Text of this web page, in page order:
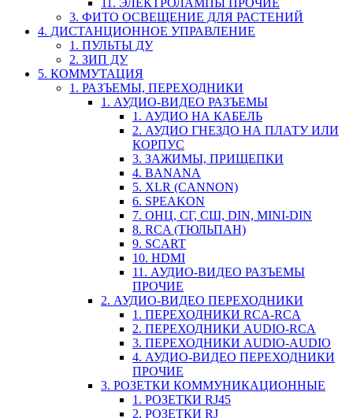
11. ЭЛЕКТРОЛАМПЫ ПРОЧИЕ
3. ФИТО ОСВЕЩЕНИЕ ДЛЯ РАСТЕНИЙ
4. ДИСТАНЦИОННОЕ УПРАВЛЕНИЕ
1. ПУЛЬТЫ ДУ
2. ЗИП ДУ
5. КОММУТАЦИЯ
1. РАЗЪЕМЫ, ПЕРЕХОДНИКИ
1. АУДИО-ВИДЕО РАЗЪЕМЫ
1. АУДИО НА КАБЕЛЬ
2. АУДИО ГНЕЗДО НА ПЛАТУ ИЛИ
КОРПУС
3. ЗАЖИМЫ, ПРИЩЕПКИ
4. BANANA
5. XLR (CANNON)
6. SPEAKON
7. ОНЦ, СГ, СШ, DIN, MINI-DIN
8. RCA (ТЮЛЬПАН)
9. SCART
10. HDMI
11. АУДИО-ВИДЕО РАЗЪЕМЫ
ПРОЧИЕ
2. АУДИО-ВИДЕО ПЕРЕХОДНИКИ
1. ПЕРЕХОДНИКИ RCA-RCA
2. ПЕРЕХОДНИКИ AUDIO-RCA
3. ПЕРЕХОДНИКИ AUDIO-AUDIO
4. АУДИО-ВИДЕО ПЕРЕХОДНИКИ
ПРОЧИЕ
3. РОЗЕТКИ КОММУНИКАЦИОННЫЕ
1. РОЗЕТКИ RJ45
2. РОЗЕТКИ RJ